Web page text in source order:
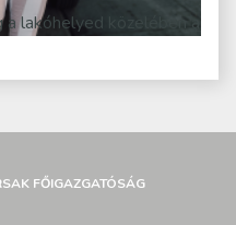
lakóhelyed közelében a
FŐIGAZGATÓSÁG